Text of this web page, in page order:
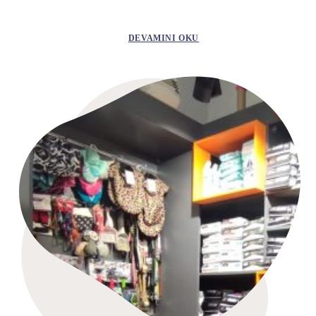
DEVAMINI OKU